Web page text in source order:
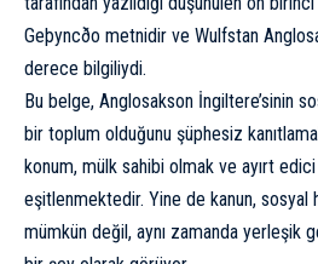
Geþyncðo metnidir ve Wulfstan
derece bilgiliydi.
Bu belge, Anglosakson İngiltere’sinin
bir toplum olduğunu şüphesiz
konum, mülk sahibi olmak ve ayırt
eşitlenmektedir. Yine de kanun, sosyal
mümkün değil, aynı zamanda yerleşik